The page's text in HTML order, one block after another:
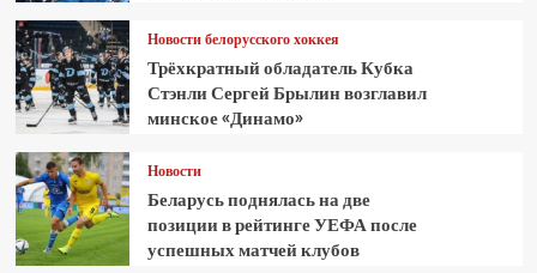
Новости белорусского хоккея
Трёхкратный обладатель Кубка
Стэнли Сергей Брылин возглавил
минское «Динамо»
Новости
Беларусь поднялась на две
позиции в рейтинге УЕФА после
успешных матчей клубов